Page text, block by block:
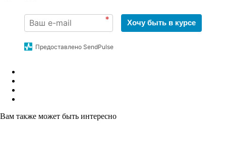
* Хочу быть в курсе
Предоставлено SendPulse
Вам также может быть интересно